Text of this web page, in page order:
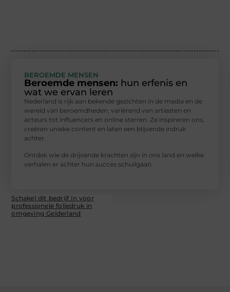
BEROEMDE MENSEN
Beroemde mensen: hun erfenis en
wat we ervan leren
Nederland is rijk aan bekende gezichten in de media en de
wereld van beroemdheden, variërend van artiesten en
acteurs tot influencers en online sterren. Ze inspireren ons,
creëren unieke content en laten een blijvende indruk
achter.
Ontdek wie de drijvende krachten zijn in ons land en welke
verhalen er achter hun succes schuilgaan.
Schakel dit bedrijf in voor
professionele foliedruk in
omgeving Gelderland